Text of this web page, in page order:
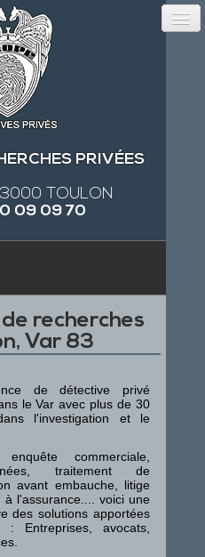
PRIVÉES
TOULON
09 09 70
recherches
Var 83
de détective privé
le Var avec plus de 30
l'investigation et le
commerciale,
traitement de
avant embauche, litige
l'assurance.... voici une
des solutions apportées
Entreprises, avocats,